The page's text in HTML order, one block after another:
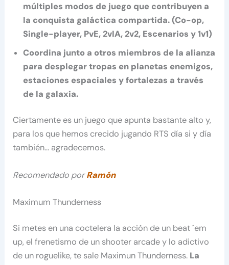
múltiples modos de juego que contribuyen a
la conquista galáctica compartida. (Co-op,
Single-player, PvE, 2vIA, 2v2, Escenarios y 1v1)
Coordina junto a otros miembros de la alianza
para desplegar tropas en planetas enemigos,
estaciones espaciales y fortalezas a través
de la galaxia.
Ciertamente es un juego que apunta bastante alto y,
para los que hemos crecido jugando RTS día si y día
también… agradecemos.
Recomendado por Ramón
Maximum Thunderness
Si metes en una coctelera la acción de un beat ´em
up, el frenetismo de un shooter arcade y lo adictivo
de un roguelike, te sale Maximun Thunderness. La